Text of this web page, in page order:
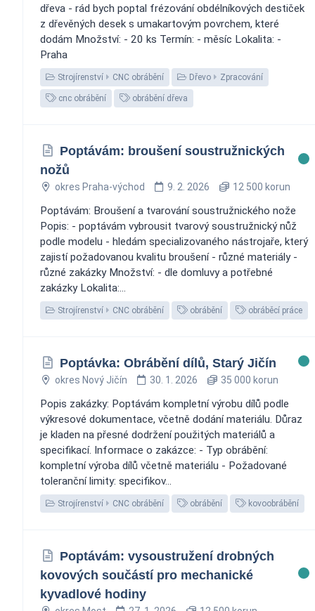
dřeva - rád bych poptal frézování obdélníkových destiček
z dřevěných desek s umakartovým povrchem, které
dodám Množství: - 20 ks Termín: - měsíc Lokalita: -
Praha
Strojírenství CNC obrábění Dřevo Zpracování
cnc obrábění obrábění dřeva
Poptávám: broušení soustružnických
nožů
okres Praha-východ 9. 2. 2026 12 500 korun
Poptávám: Broušení a tvarování soustružnického nože
Popis: - poptávám vybrousit tvarový soustružnický nůž
podle modelu - hledám specializovaného nástrojaře, který
zajistí požadovanou kvalitu broušení - různé materiály -
různé zakázky Množství: - dle domluvy a potřebné
zakázky Lokalita:...
Strojírenství CNC obrábění obrábění obráběcí práce
Poptávka: Obrábění dílů, Starý Jičín
okres Nový Jičín 30. 1. 2026 35 000 korun
Popis zakázky: Poptávám kompletní výrobu dílů podle
výkresové dokumentace, včetně dodání materiálu. Důraz
je kladen na přesné dodržení použitých materiálů a
specifikací. Informace o zakázce: - Typ obrábění:
kompletní výroba dílů včetně materiálu - Požadované
toleranční limity: specifikov...
Strojírenství CNC obrábění obrábění kovoobrábění
Poptávám: vysoustružení drobných
kovových součástí pro mechanické
kyvadlové hodiny